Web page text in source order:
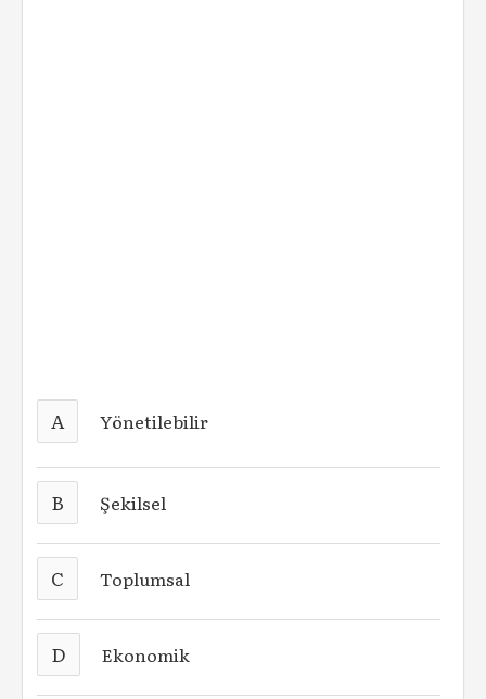
A Yönetilebilir
B Şekilsel
C Toplumsal
D Ekonomik